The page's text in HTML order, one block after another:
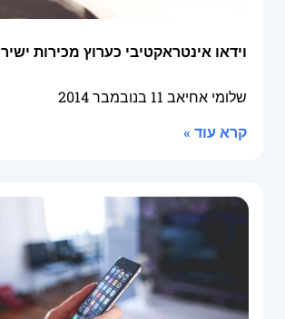
וידאו אינטראקטיבי כערוץ מכירות ישיר
שלומי אחיאב 11 בנובמבר 2014
קרא עוד »